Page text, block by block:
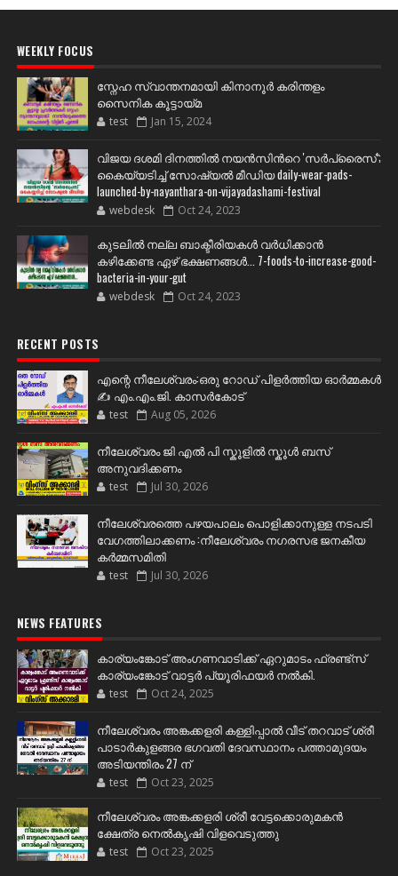
WEEKLY FOCUS
സ്നേഹ സ്വാന്തനമായി കിനാനൂർ കരിന്തളം
സൈനിക കൂട്ടായ്മ
test Jan 15, 2024
വിജയ ദശമി ദിനത്തില്‍ നയന്‍സിന്‍റെ 'സര്‍പ്രൈസ്';
കൈയ്യടിച്ച് സോഷ്യല്‍ മീഡിയ daily-wear-pads-
launched-by-nayanthara-on-vijayadashami-festival
webdesk Oct 24, 2023
കുടലിൽ നല്ല ബാക്ടീരിയകൾ വര്‍ധിക്കാന്‍
കഴിക്കേണ്ട ഏഴ് ഭക്ഷണങ്ങള്‍... 7-foods-to-increase-good-
bacteria-in-your-gut
webdesk Oct 24, 2023
RECENT POSTS
എന്റെ നീലേശ്വരം:ഒരു റോഡ് പിളർത്തിയ ഓർമ്മകൾ
✍️ എം.എം.ജി. കാസർകോട്
test Aug 05, 2026
നീലേശ്വരം ജി എൽ പി സ്കൂളിൽ സ്കൂൾ ബസ്
അനുവദിക്കണം
test Jul 30, 2026
നീലേശ്വരത്തെ പഴയപാലം പൊളിക്കാനുള്ള നടപടി
വേഗത്തിലാക്കണം :നീലേശ്വരം നഗരസഭ ജനകീയ
കർമ്മസമിതി
test Jul 30, 2026
NEWS FEATURES
കാര്യംങ്കോട് അംഗണവാടിക്ക് ഏറുമാടം ഫ്രണ്ട്സ്
കാര്യംങ്കോട് വാട്ടർ പ്യൂരിഫയർ നൽകി.
test Oct 24, 2025
നീലേശ്വരം അങ്കക്കളരി കള്ളിപ്പാൽ വീട് തറവാട് ശ്രീ
പാടാർകുളങ്ങര ഭഗവതി ദേവസ്ഥാനം പത്താമുദയം
അടിയന്തിരം 27 ന്
test Oct 23, 2025
നീലേശ്വരം അങ്കക്കളരി ശ്രീ വേട്ടക്കൊരുമകൻ
ക്ഷേത്ര നെൽകൃഷി വിളവെടുത്തു
test Oct 23, 2025